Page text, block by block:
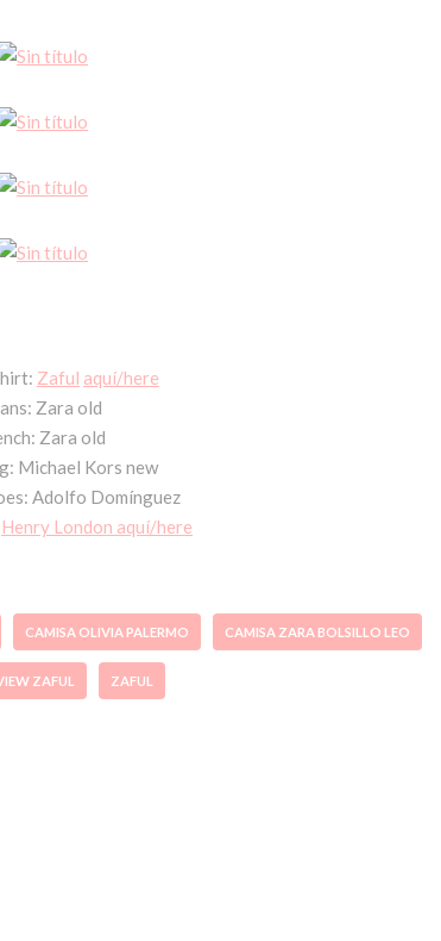
Zaful aquí/here
Zara old
Zara old
Michael Kors new
Adolfo Domínguez
Henry London aquí/here
CAMISA OLIVIA PALERMO CAMISA ZARA BOLSILLO LEO
ZAFUL ZAFUL